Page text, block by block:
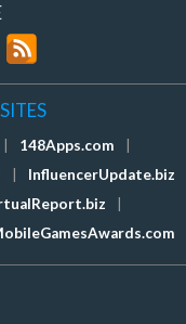
148Apps.com
InfluencerUpdate.biz